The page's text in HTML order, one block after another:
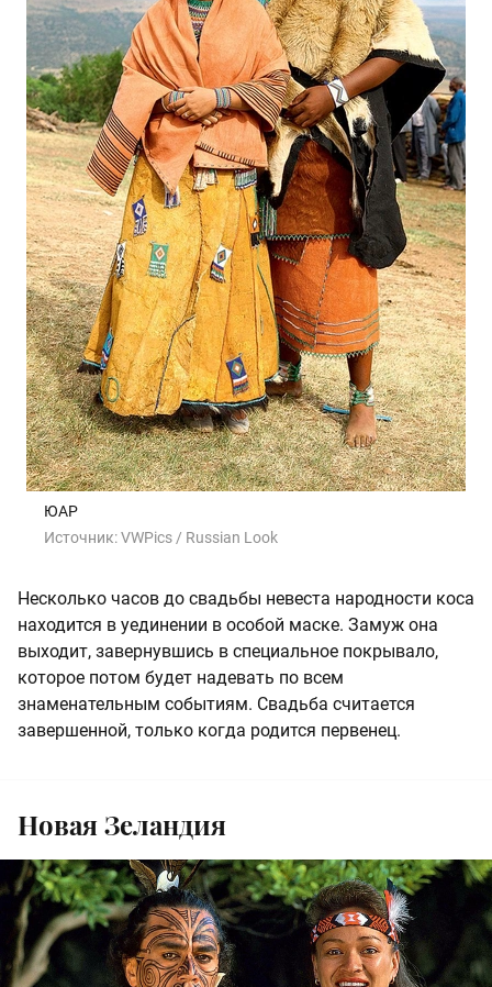
ЮАР
Источник:VWPics / Russian Look
Несколько часов до свадьбы невеста народности коса
находится в уединении в особой маске. Замуж она
выходит, завернувшись в специальное покрывало,
которое потом будет надевать по всем
знаменательным событиям. Свадьба считается
завершенной, только когда родится первенец.
Новая Зеландия